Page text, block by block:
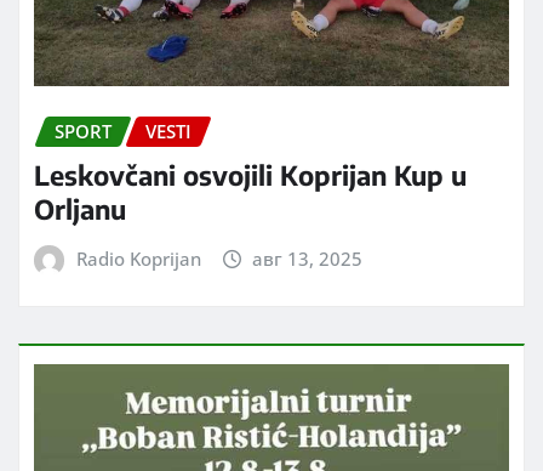
SPORT VESTI
Leskovčani osvojili Koprijan Kup u
Orljanu
Radio Koprijan авг 13, 2025